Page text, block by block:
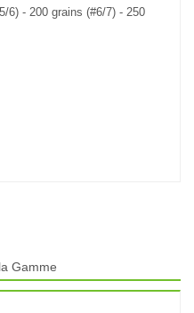
6) - 200 grains (#6/7) - 250
Gamme